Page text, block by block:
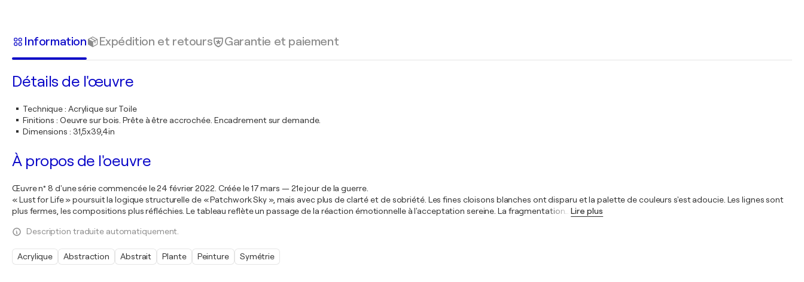
Information Expédition et retours Garantie et paiement
Détails de l'œuvre
Technique: Acrylique sur Toile
Finitions : Oeuvre sur bois. Prête à être accrochée. Encadrement sur demande.
Dimensions : 31,5x39,4in
À propos de l'oeuvre
Œuvre n° 8 d'une série commencée le 24 février 2022. Créée le 17 mars — 21e jour de la guerre.
« Lust for Life » poursuit la logique structurelle de « Patchwork Sky », mais avec plus de clarté et de sobriété. Les fines cloisons blanches ont disparu et la palette de couleurs s'est adoucie. Les lignes sont
plus fermes, les compositions plus réfléchies. Le tableau reflète un passage de la réaction émotionnelle à l'acceptation sereine. La fragmentation
Lire plus
Description traduite automatiquement.
Acrylique Abstraction Abstrait Plante Peinture Symétrie